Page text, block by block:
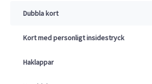
Dubbla kort
Kort med personligt insidestryck
Haklappar